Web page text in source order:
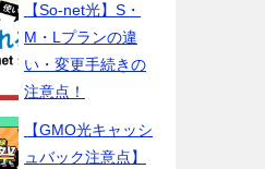
【So-net光】S・
M・Lプランの違
い・変更手続きの
注意点！
【GMO光キャッシ
ュバック注意点】